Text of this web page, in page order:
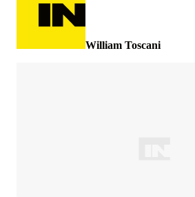
William Toscani